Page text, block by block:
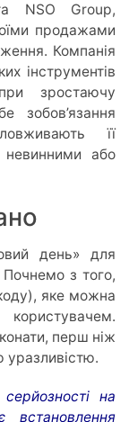
NSO Group,
продажами
Компанія
інструментів
зростаючу
зобов’язання
її
або
день» для
з того,
яке можна
перш ніж
уразливістю.
на